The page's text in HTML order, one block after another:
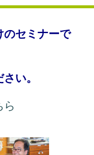
のセミナーで
い。
ら